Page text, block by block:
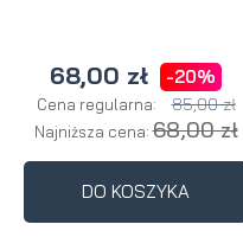
68,00 zł -20%
Cena regularna: 85,00 zł
Najniższa cena:68,00 zł
DO KOSZYKA